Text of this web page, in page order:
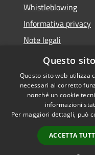
Whistleblowing
Informativa privacy
Note legali
Dichiarazione di
Accessibilità
Questo
Questo sito web utilizza
necessari al corretto
nonché un cookie
informazioni
Per maggiori dettagli, può
ACCETTA